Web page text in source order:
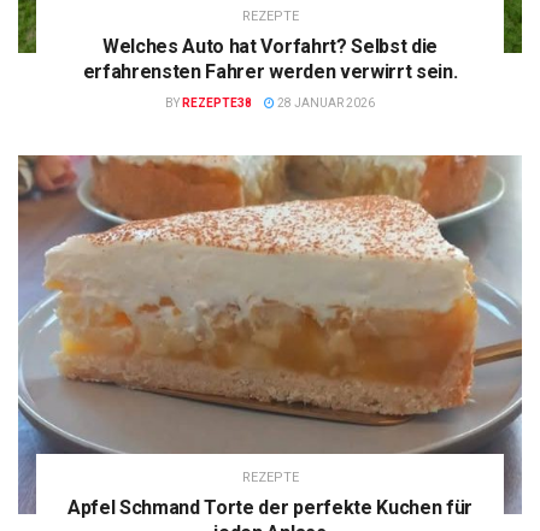
REZEPTE
Welches Auto hat Vorfahrt? Selbst die
erfahrensten Fahrer werden verwirrt sein.
BY REZEPTE38 28 JANUAR 2026
REZEPTE
Apfel Schmand Torte der perfekte Kuchen für